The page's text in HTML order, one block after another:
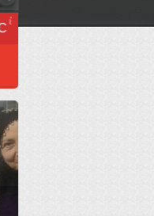
13 Ağu 26°C